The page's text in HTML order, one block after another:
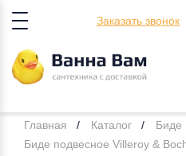
Заказать звонок
Главная Каталог Биде
Биде подвесное Villeroy &